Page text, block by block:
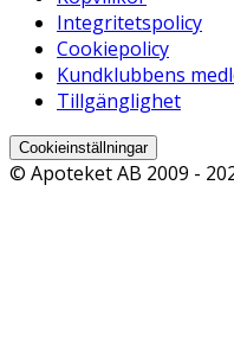
Integritetspolicy
Cookiepolicy
Kundklubbens
Tillgänglighet
Cookieinställningar
© Apoteket AB 2009 -